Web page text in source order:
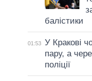
балістики
01:53 У Кракові
пару, а
поліції